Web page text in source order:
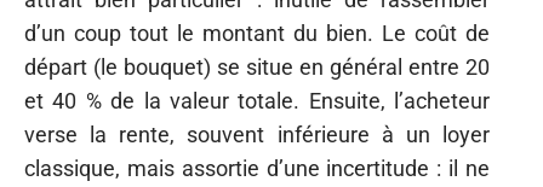
d’un coup tout le montant du bien. Le coût de
départ (le bouquet) se situe en général entre 20
et 40 % de la valeur totale. Ensuite, l’acheteur
verse la rente, souvent inférieure à un loyer
classique, mais assortie d’une incertitude : il ne